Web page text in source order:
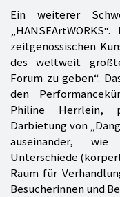
Ein weiterer
zeitgenössischen
des weltweit
Forum zu geben“.
den
Philine Herrlein,
Darbietung von
auseinander,
Unterschiede
Raum für
Besucherinnen und